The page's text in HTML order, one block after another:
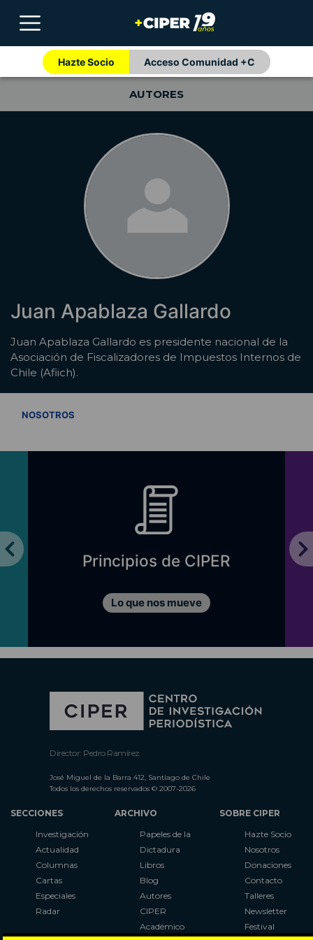
Hazte Socio Acceso Comunidad +C
AUTORES
Juan Apablaza Gallardo
Juan Apablaza Gallardo es presidente nacional de la
Asociación de Fiscalizadores de Impuestos Internos de
Chile (Afiich).
NOSOTROS
Principios de CIPER
Lo que nos mueve
Director: Pedro Ramírez
José Miguel de la Barra 412, Santiago de Chile
Todos los derechos reservados © 2007-2026
SECCIONES
Investigación
Actualidad
Columnas
Cartas
Especiales
Radar
ARCHIVO
Papeles de la
Dictadura
Libros
Blog
Autores
CIPER
Académico
SOBRE CIPER
Hazte Socio
Nosotros
Donaciones
Contacto
Talleres
Newsletter
Festival